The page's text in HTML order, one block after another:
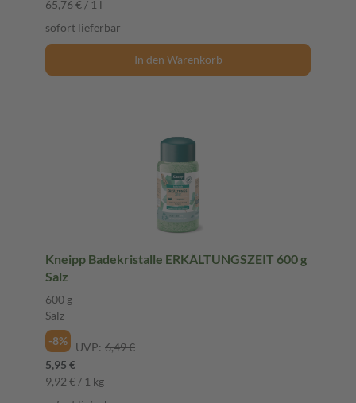
65,76 € / 1 l
sofort lieferbar
In den Warenkorb
Kneipp Badekristalle ERKÄLTUNGSZEIT 600 g
Salz
600 g
Salz
-8%
UVP: 6,49 €
5,95 €
9,92 € / 1 kg